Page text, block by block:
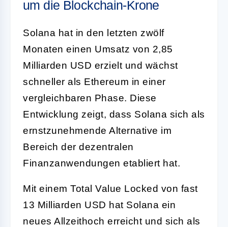
um die Blockchain-Krone
Solana hat in den letzten zwölf
Monaten einen Umsatz von 2,85
Milliarden USD erzielt und wächst
schneller als Ethereum in einer
vergleichbaren Phase. Diese
Entwicklung zeigt, dass Solana sich als
ernstzunehmende Alternative im
Bereich der dezentralen
Finanzanwendungen etabliert hat.
Mit einem Total Value Locked von fast
13 Milliarden USD hat Solana ein
neues Allzeithoch erreicht und sich als